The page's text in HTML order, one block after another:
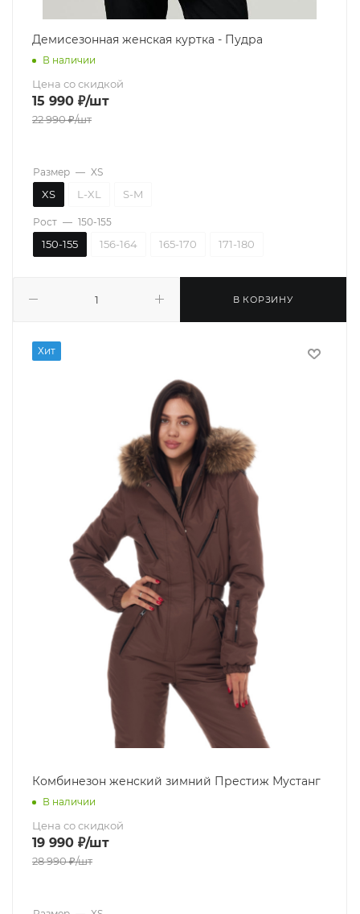
Демисезонная женская куртка - Пудра
В наличии
Цена со скидкой
15 990 ₽/шт
22 990₽/шт
В КОРЗИНУ
Размер — XS
XS L-XL S-M
Рост — 150-155
150-155 156-164 165-170 171-180
Хит
Комбинезон женский зимний Престиж Мустанг
В наличии
Цена со скидкой
19 990 ₽/шт
28 990₽/шт